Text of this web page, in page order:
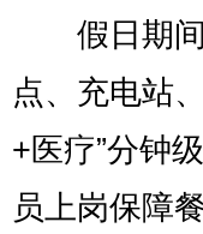
假日期间
点、充电站
+医疗”分钟
员上岗保障